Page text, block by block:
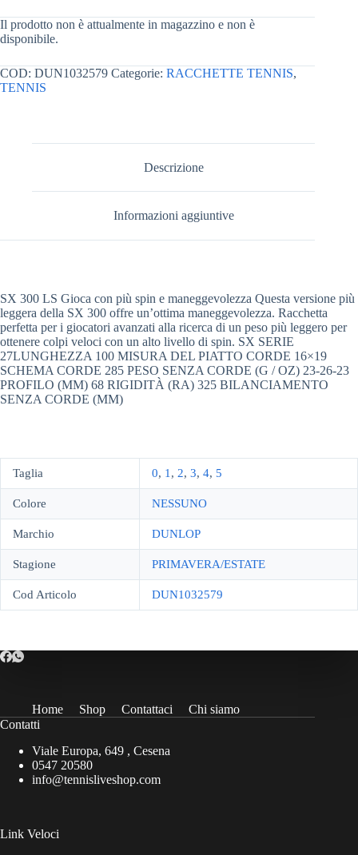
Il prodotto non è attualmente in magazzino e non è
disponibile.
COD: DUN1032579 Categorie: RACCHETTE TENNIS,
TENNIS
Descrizione
Informazioni aggiuntive
SX 300 LS Gioca con più spin e maneggevolezza Questa versione più
leggera della SX 300 offre un’ottima maneggevolezza. Racchetta
perfetta per i giocatori avanzati alla ricerca di un peso più leggero per
ottenere colpi veloci con un alto livello di spin. SX SERIE
27LUNGHEZZA 100 MISURA DEL PIATTO CORDE 16×19
SCHEMA CORDE 285 PESO SENZA CORDE (G / OZ) 23-26-23
PROFILO (MM) 68 RIGIDITÀ (RA) 325 BILANCIAMENTO
SENZA CORDE (MM)
Taglia 0, 1 , 2, 3, 4, 5
Colore NESSUNO
Marchio DUNLOP
Stagione PRIMAVERA/ESTATE
Cod Articolo DUN1032579
Home Shop Contattaci
Chi siamo
Contatti
Viale Europa, 649 , Cesena
0547 20580
info@tennisliveshop.com
Link Veloci